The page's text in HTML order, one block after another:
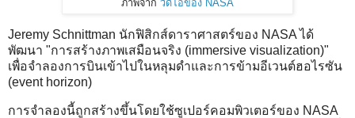
ภาพจาก วีดีโอของ NASA
Jeremy Schnittman นักฟิสิกส์ดาราศาสตร์ของ NASA ได้
พัฒนา "การสร้างภาพเสมือนจริง (immersive visualization)"
เพื่อจำลองการบินเข้าไปในหลุมดำและการข้ามอีเวนต์ฮอไรซัน
(event horizon)
การจำลองนี้ถูกสร้างขึ้นโดยใช้ซูเปอร์คอมพิวเตอร์ของ NASA